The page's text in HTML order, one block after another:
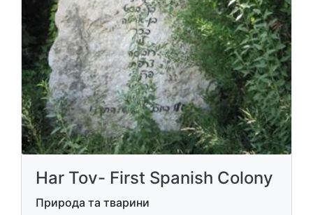
Har Tov- First Spanish Colony
Природа та тварини